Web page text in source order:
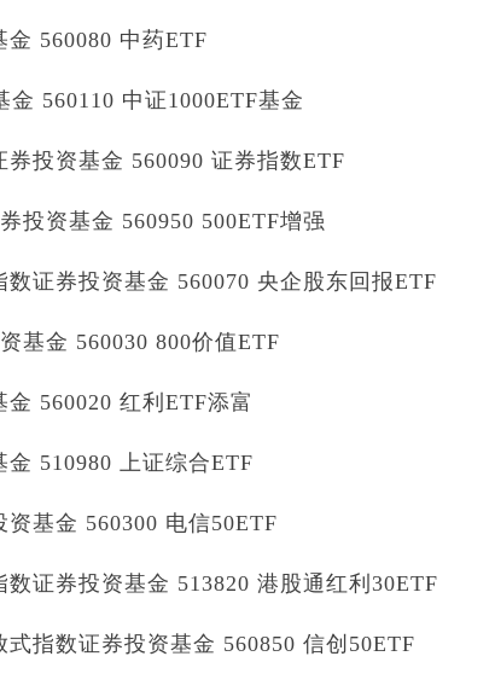
560080 中药ETF
560110 中证1000ETF基金
投资基金 560090 证券指数ETF
投资基金 560950 500ETF增强
证券投资基金 560070 央企股东回报ETF
基金 560030 800价值ETF
560020 红利ETF添富
510980 上证综合ETF
基金 560300 电信50ETF
证券投资基金 513820 港股通红利30ETF
指数证券投资基金 560850 信创50ETF